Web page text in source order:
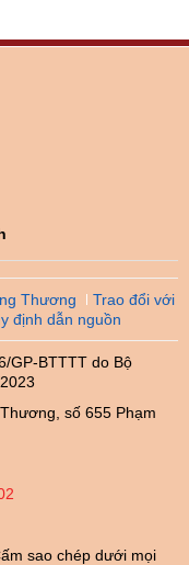
Thương
Trao đổi với
định dẫn nguồn
GP-BTTTT do Bộ
số 655 Phạm
sao chép dưới mọi